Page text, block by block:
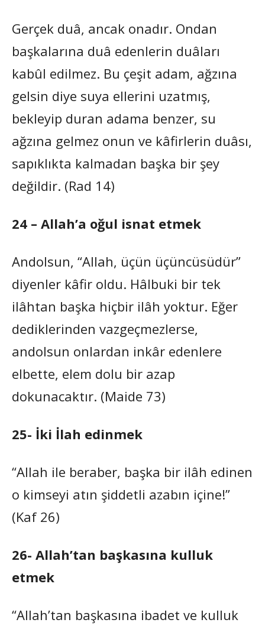
Gerçek duâ, ancak onadır. Ondan
başkalarına duâ edenlerin duâları
kabûl edilmez. Bu çeşit adam, ağzına
gelsin diye suya ellerini uzatmış,
bekleyip duran adama benzer, su
ağzına gelmez onun ve kâfirlerin duâsı,
sapıklıkta kalmadan başka bir şey
değildir. (Rad 14)
24 – Allah’a oğul isnat etmek
Andolsun, “Allah, üçün üçüncüsüdür”
diyenler kâfir oldu. Hâlbuki bir tek
ilâhtan başka hiçbir ilâh yoktur. Eğer
dediklerinden vazgeçmezlerse,
andolsun onlardan inkâr edenlere
elbette, elem dolu bir azap
dokunacaktır. (Maide 73)
25- İki İlah edinmek
“Allah ile beraber, başka bir ilâh edinen
o kimseyi atın şiddetli azabın içine!”
(Kaf 26)
26- Allah’tan başkasına kulluk
etmek
“Allah’tan başkasına ibadet ve kulluk